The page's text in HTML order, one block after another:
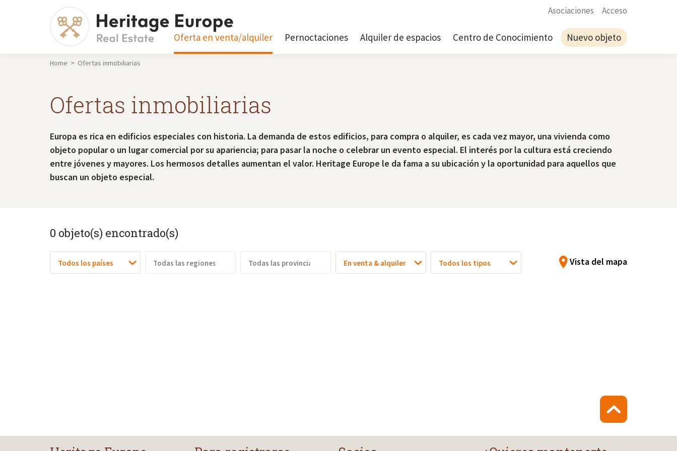
Oferta en venta/alquiler Pernoctaciones Alquiler de espacios Centro de Conocimiento Nuevo objeto
Asociaciones Acceso
Home > Ofertas inmobiliarias
Ofertas inmobiliarias
Europa es rica en edificios especiales con historia. La demanda de estos edificios, para compra o alquiler, es cada vez mayor, una vivienda como
objeto popular o un lugar comercial por su apariencia; para pasar la noche o celebrar un evento especial. El interés por la cultura está creciendo
entre jóvenes y mayores. Los hermosos detalles aumentan el valor. Heritage Europe le da fama a su ubicación y la oportunidad para aquellos que
buscan un objeto especial.
0 objeto(s) encontrado(s)
Vista del mapa